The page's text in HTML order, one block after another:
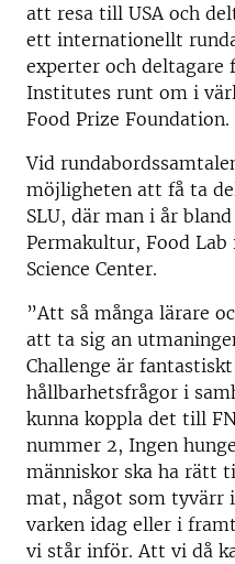
att resa till USA och
ett internationellt
experter och deltagare
Institutes runt om i
Food Prize Foundation.
Vid
möjligheten att få ta
SLU, där man i år
Permakultur, Food Lab
Science Center.
”Att så många lärare
att ta sig an
Challenge är
hållbarhetsfrågor i
kunna koppla det till
nummer 2, Ingen
människor ska ha rätt
mat, något som tyvärr
varken idag eller i
vi står inför. Att vi då